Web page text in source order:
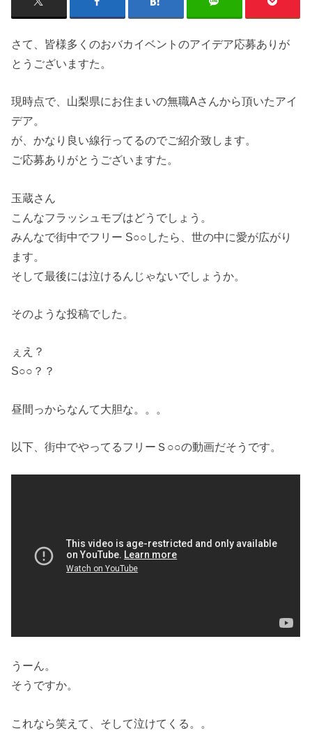
さて、皆様多くのおバカイベントのアイデア応募ありが
とうございますた。
現時点で、山梨県にお住まいの無職Aさんから頂いたアイ
デア。
が、かなり良い線行ってるのでご紹介致します。
ご応募ありがとうございますた。
玉蔵さん
こんなフラッシュモブはどうでしょう。
みんなで街中でフリー S○○したら、世の中に愛が広がり
ます。
そして最後には泣けるんじゃないでしょうか。
そのような投稿でした。
ぇえ？
S○○？？
昼間っからなんて大胆な。。。
以下、街中でやってるフリーＳ○○の動画だそうです。
うーん。
そうですか。
これなら笑えて、そして泣けてくる。。